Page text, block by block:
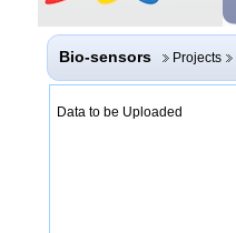
Bio-sensors Projects
Data to be Uploaded